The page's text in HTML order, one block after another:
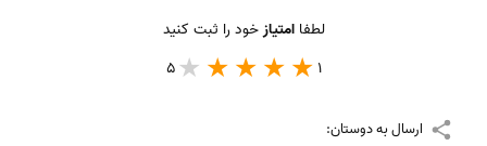
لطفاامتیازخود را ثبت کنید
1
5
ارسال به دوستان: